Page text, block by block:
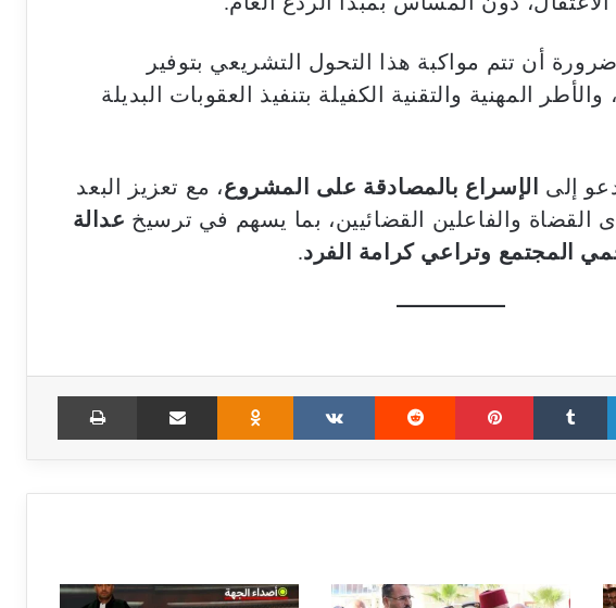
أن تتم مواكبة هذا التحول التشريعي بتوفير
والأطر المهنية والتقنية الكفيلة بتنفيذ العقوبات البديلة
إلى الإسراع بالمصادقة على المشروع، مع تعزيز البعد
القضاة والفاعلين القضائيين، بما يسهم في ترسيخ عدالة
المجتمع وتراعي كرامة الفرد.
LinkedIn
Tumblr
Pinterest
Reddit
VKontakte
Odnoklassniki
Share via Email
Print